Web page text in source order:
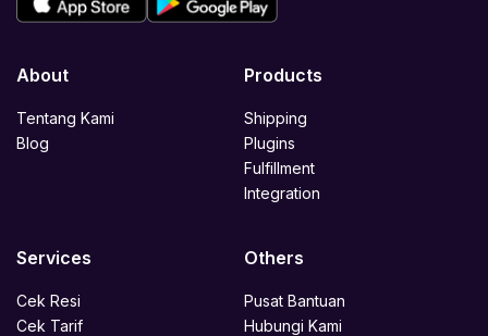
About
Tentang Kami
Blog
Products
Shipping
Plugins
Fulfillment
Integration
Services
Cek Resi
Cek Tarif
Others
Pusat Bantuan
Hubungi Kami